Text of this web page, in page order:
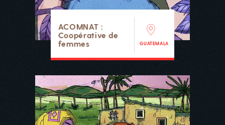
ACOMNAT :
Coopérative de
femmes
GUATEMALA